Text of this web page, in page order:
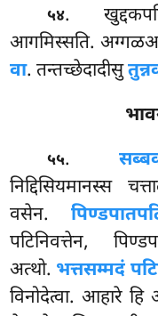
५४.
आगमिस्सति.
वा. तन्तच्छेदादीसु
५५.
निद्दिसियमानस्स
वसेन.
पटिनिवत्तेन,
अत्थो. भत्तसम्मदं
विनोदेत्वा. आहारे